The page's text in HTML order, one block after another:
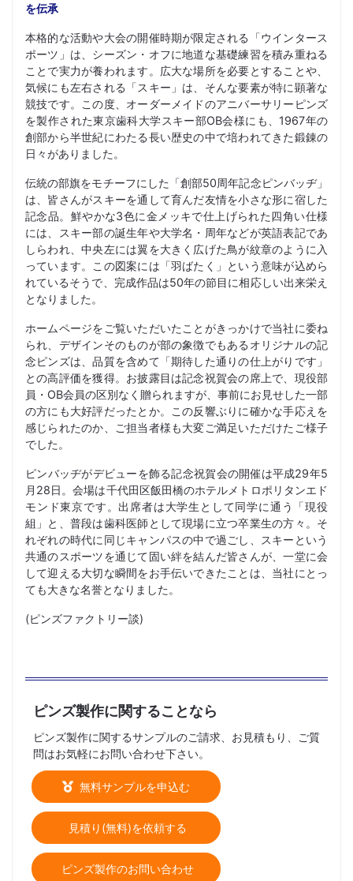
を伝承
本格的な活動や大会の開催時期が限定される「ウインタース
ポーツ」は、シーズン・オフに地道な基礎練習を積み重ねる
ことで実力が養われます。広大な場所を必要とすることや、
気候にも左右される「スキー」は、そんな要素が特に顕著な
競技です。この度、オーダーメイドのアニバーサリーピンズ
を製作された東京歯科大学スキー部OB会様にも、1967年の
創部から半世紀にわたる長い歴史の中で培われてきた鍛錬の
日々がありました。
伝統の部旗をモチーフにした「創部50周年記念ピンバッヂ」
は、皆さんがスキーを通して育んだ友情を小さな形に宿した
記念品。鮮やかな3色に金メッキで仕上げられた四角い仕様
には、スキー部の誕生年や大学名・周年などが英語表記であ
しらわれ、中央左には翼を大きく広げた鳥が紋章のように入
っています。この図案には「羽ばたく」という意味が込めら
れているそうで、完成作品は50年の節目に相応しい出来栄え
となりました。
ホームページをご覧いただいたことがきっかけで当社に委ね
られ、デザインそのものが部の象徴でもあるオリジナルの記
念ピンズは、品質を含めて「期待した通りの仕上がりです」
との高評価を獲得。お披露目は記念祝賀会の席上で、現役部
員・OB会員の区別なく贈られますが、事前にお見せした一部
の方にも大好評だったとか。この反響ぶりに確かな手応えを
感じられたのか、ご担当者様も大変ご満足いただけたご様子
でした。
ピンバッヂがデビューを飾る記念祝賀会の開催は平成29年5
月28日。会場は千代田区飯田橋のホテルメトロポリタンエド
モンド東京です。出席者は大学生として同学に通う「現役
組」と、普段は歯科医師として現場に立つ卒業生の方々。そ
れぞれの時代に同じキャンパスの中で過ごし、スキーという
共通のスポーツを通じて固い絆を結んだ皆さんが、一堂に会
して迎える大切な瞬間をお手伝いできたことは、当社にとっ
ても大きな名誉となりました。
(ピンズファクトリー談)
ピンズ製作に関することなら
ピンズ製作に関するサンプルのご請求、お見積もり、ご質
問はお気軽にお問い合わせ下さい。
無料サンプルを申込む
見積り(無料)を依頼する
ピンズ製作のお問い合わせ